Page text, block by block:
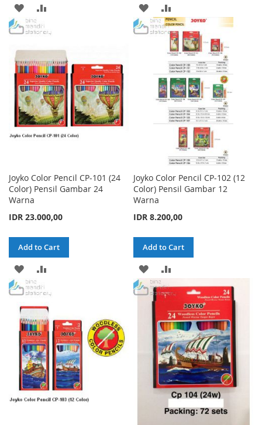
ADD
TO
WISH
LIST
COMPARE
ADD
TO
WISH
TO
COMPARE
Joyko Color Pencil CP-101 (24
Color) Pensil Gambar 24
Warna
IDR 23.000,00
Add to Cart
ADD
TO
WISH
LIST
COMPARE
Joyko Color Pencil CP-102 (12
Color) Pensil Gambar 12
Warna
IDR 8.200,00
Add to Cart
ADD
TO
WISH
LIST
TO
COMPARE